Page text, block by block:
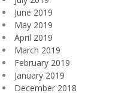
June 2019
May 2019
April 2019
March 2019
February 2019
January 2019
December 2018